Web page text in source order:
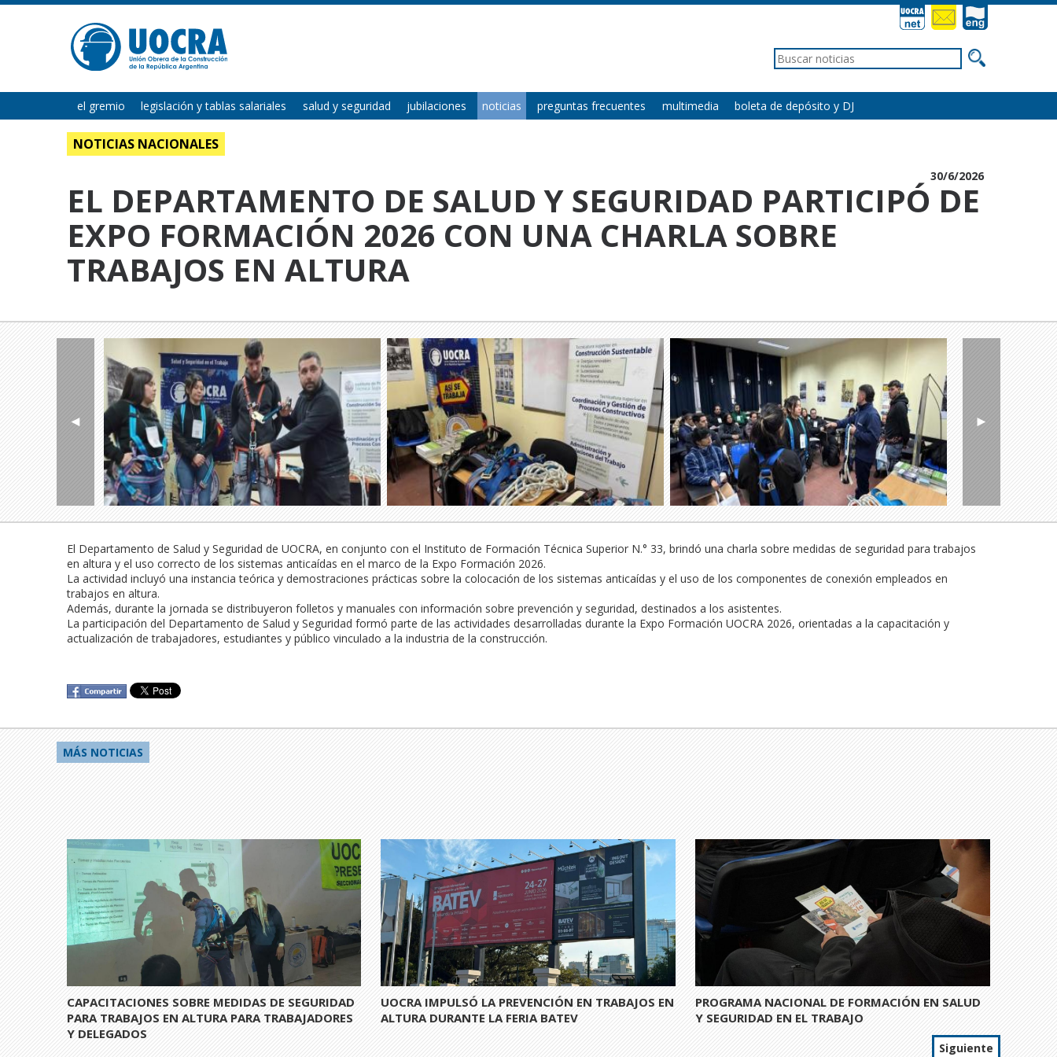
el gremio legislación y tablas salariales salud y seguridad jubilaciones noticias preguntas frecuentes multimedia boleta de depósito y DJ
NOTICIAS NACIONALES
30/6/2026
EL DEPARTAMENTO DE SALUD Y SEGURIDAD PARTICIPÓ DE
EXPO FORMACIÓN 2026 CON UNA CHARLA SOBRE
TRABAJOS EN ALTURA
◄ ►
El Departamento de Salud y Seguridad de UOCRA, en conjunto con el Instituto de Formación Técnica Superior N.° 33, brindó una charla sobre medidas de seguridad para trabajos
en altura y el uso correcto de los sistemas anticaídas en el marco de la Expo Formación 2026.
La actividad incluyó una instancia teórica y demostraciones prácticas sobre la colocación de los sistemas anticaídas y el uso de los componentes de conexión empleados en
trabajos en altura.
Además, durante la jornada se distribuyeron folletos y manuales con información sobre prevención y seguridad, destinados a los asistentes.
La participación del Departamento de Salud y Seguridad formó parte de las actividades desarrolladas durante la Expo Formación UOCRA 2026, orientadas a la capacitación y
MÁS NOTICIAS
CAPACITACIONES SOBRE MEDIDAS DE SEGURIDAD
PARA TRABAJOS EN ALTURA PARA TRABAJADORES
Y DELEGADOS
UOCRA IMPULSÓ LA PREVENCIÓN EN TRABAJOS EN
ALTURA DURANTE LA FERIA BATEV
PROGRAMA NACIONAL DE FORMACIÓN EN SALUD
Y SEGURIDAD EN EL TRABAJO
Siguiente